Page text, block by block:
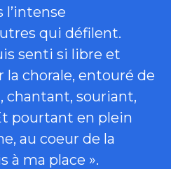
qui défilent.
senti si libre et
la chorale, entouré de
chantant, souriant,
pourtant en plein
au coeur de la
à ma place ».